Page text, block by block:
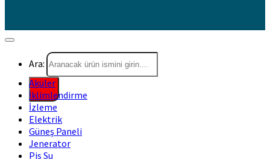
Ara:
Aküler
İklimlendirme
İzleme
Elektrik
Güneş Paneli
Jenerator
Pis Su